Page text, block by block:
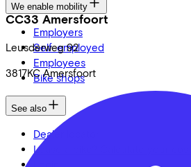
CC33 Amersfoort
Leusderweg 92
3817KC Amersfoort
We enable mobility
Employers
Self-employed
Employees
Bike shops
See also
Dealer locator
Lease a bike? Calculate your costs